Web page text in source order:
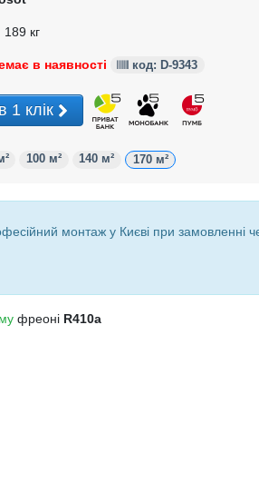
189 кг
в наявності код: D-9343
1 клік
100 м² 140 м² 170 м²
монтаж у Києві при замовленні
фреоні R410a